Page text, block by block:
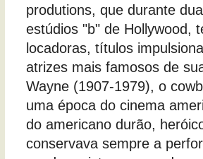
produtions, que durante
estúdios "b" de Hollywood,
locadoras, títulos
atrizes mais famosos de
Wayne (1907-1979), o
uma época do cinema
do americano durão,
conservava sempre a